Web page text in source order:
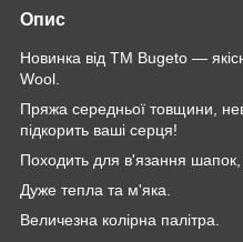
Опис
Новинка від TM Bugeto —
Wool.
Пряжа середньої товщини,
підкорить ваші серця!
Походить для в'язання шапок,
Дуже тепла та м'яка.
Величезна колірна палітра.